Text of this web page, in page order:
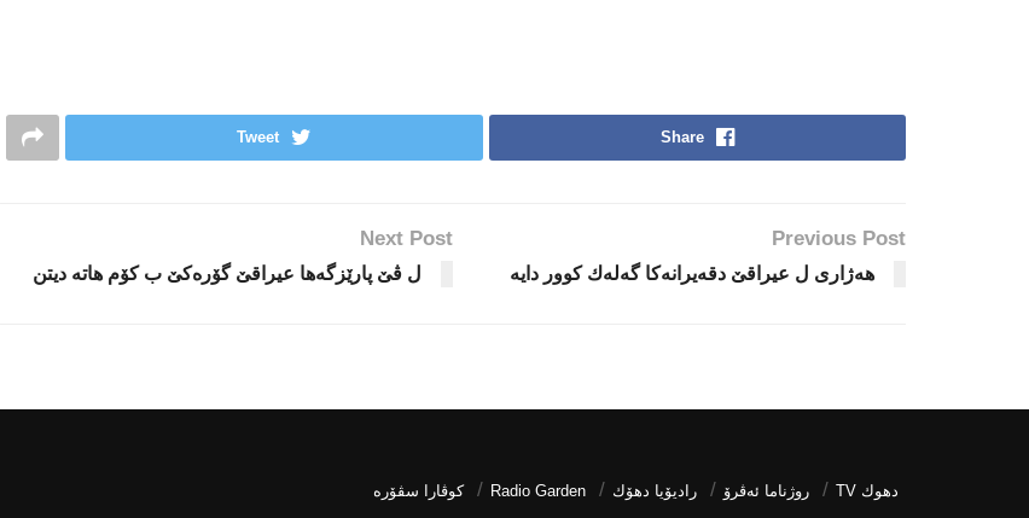
Share
Tweet
Previous Post
هه‌ژارى ل عیراقێ دقه‌یرانه‌كا گه‌له‌ك كوور دایه‌
Next Post
ل ڤێ پارێزگه‌ها عیراقێ گۆره‌كێ ب كۆم هاته‌ دیتن
دھوك TV روژناما ئەڤرۆ رادیۆیا دهۆك Radio Garden كوڤارا سڤۆره‌